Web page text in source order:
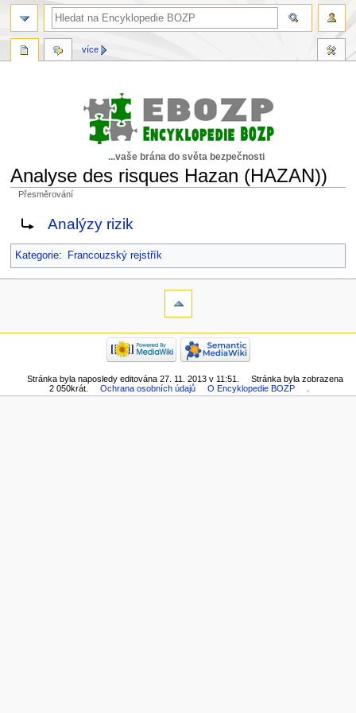
...vaše brána do světa bezpečnosti
Analyse des risques Hazan (HAZAN))
Přesměrování
Skočit
navigaci
Skočit
vyhledávání
Rediriger vers :Analýzy rizik
Kategorie: Francouzský rejstřík
více
Stránka byla naposledy editována 27. 11. 2013 v 11:51.
Stránka byla zobrazena
2 050krát.
Ochrana osobních údajů O Encyklopedie BOZP